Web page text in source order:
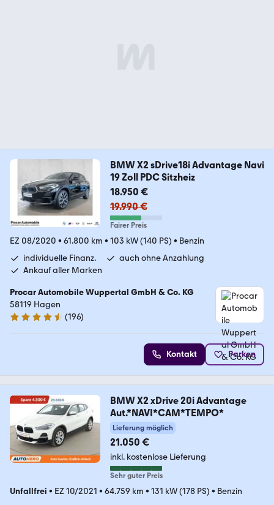
BMW X2 sDrive18i Advantage Navi
19 Zoll PDC Sitzheiz
18.950 €
19.990 €
Fairer Preis
EZ 08/2020 • 61.800 km • 103 kW (140 PS) • Benzin
individuelle Finanz.
auch ohne Anzahlung
Ankauf aller Marken
Procar Automobile Wuppertal GmbH & Co. KG
58119 Hagen
4.7 Sterne
(196)
Kontakt Parken
BMW X2 xDrive 20i Advantage
Aut.*NAVI*CAM*TEMPO*
Lieferung möglich
21.050 €
inkl. kostenlose Lieferung
Sehr guter Preis
Unfallfrei • EZ 10/2021 • 64.759 km • 131 kW (178 PS) • Benzin